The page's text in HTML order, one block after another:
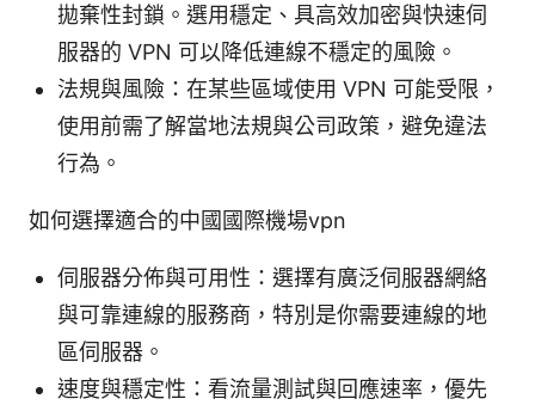
拋棄性封鎖。選用穩定、具高效加密與快速伺
服器的 VPN 可以降低連線不穩定的風險。
法規與風險：在某些區域使用 VPN 可能受限，
使用前需了解當地法規與公司政策，避免違法
行為。
如何選擇適合的中國國際機場vpn
伺服器分佈與可用性：選擇有廣泛伺服器網絡
與可靠連線的服務商，特別是你需要連線的地
區伺服器。
速度與穩定性：看流量測試與回應速率，優先